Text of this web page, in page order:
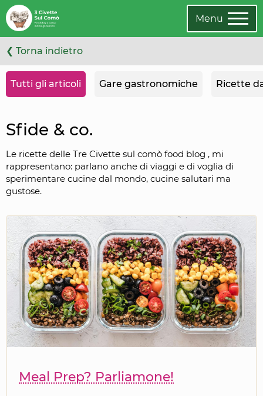
agli
articoli
Oppure
cambia
categoria
Menu
❮ Torna indietro
Tutti gli articoli Gare gastronomiche Ricette
Sfide & co.
Le ricette delle Tre Civette sul comò food blog , mi
rappresentano: parlano anche di viaggi e di voglia di
sperimentare cucine dal mondo, cucine salutari ma
gustose.
Meal Prep? Parliamone!